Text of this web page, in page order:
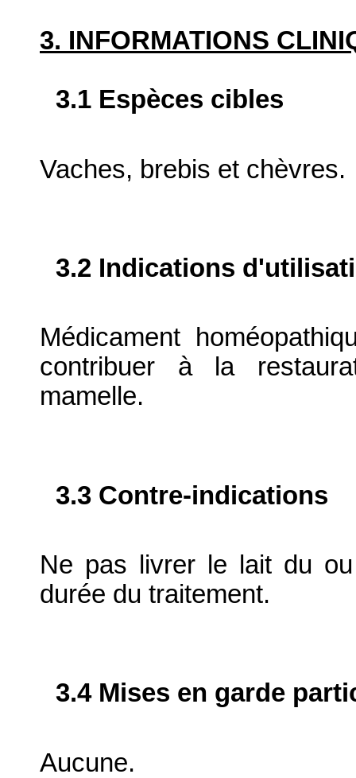
3. INFORMATIONS
3.1 Espèces cibles
Vaches, brebis et chèvres.
3.2 Indications
Médicament
contribuer à la
mamelle.
3.3 Contre-indications
Ne pas livrer le lait du
durée du traitement.
3.4 Mises en garde
Aucune.